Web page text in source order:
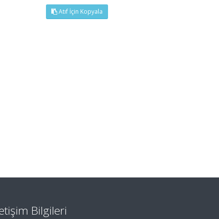
Atıf İçin Kopyala
Bilgileri